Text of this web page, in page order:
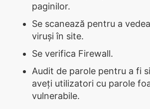
paginilor.
Se scanează pentru a
viruși în site.
Se verifica Firewall.
Audit de parole pentru a fi
aveți utilizatori cu parole
vulnerabile.